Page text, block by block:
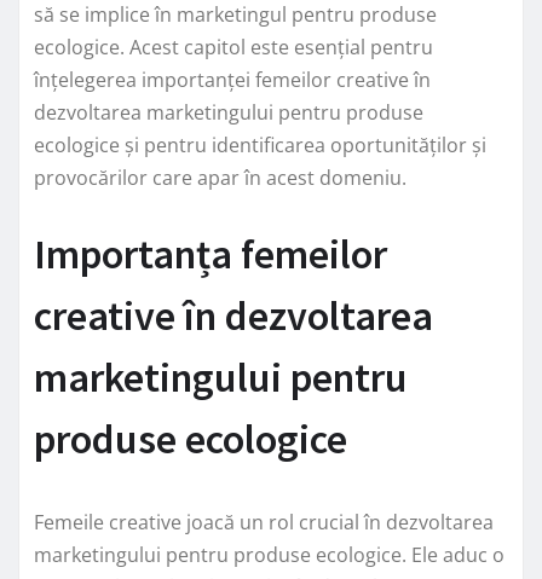
să se implice în marketingul pentru produse
ecologice. Acest capitol este esențial pentru
înțelegerea importanței femeilor creative în
dezvoltarea marketingului pentru produse
ecologice și pentru identificarea oportunităților și
provocărilor care apar în acest domeniu.
Importanța femeilor
creative în dezvoltarea
marketingului pentru
produse ecologice
Femeile creative joacă un rol crucial în dezvoltarea
marketingului pentru produse ecologice. Ele aduc o